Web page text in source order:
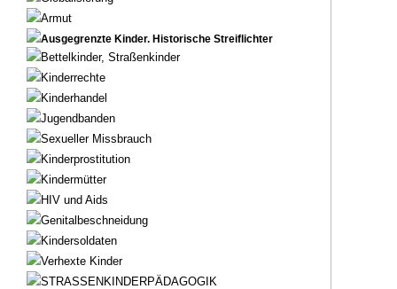
Armut
Ausgegrenzte Kinder. Historische Streiflichter
Bettelkinder, Straßenkinder
Kinderrechte
Kinderhandel
Jugendbanden
Sexueller Missbrauch
Kinderprostitution
Kindermütter
HIV und Aids
Genitalbeschneidung
Kindersoldaten
Verhexte Kinder
STRASSENKINDERPÄDAGOGIK